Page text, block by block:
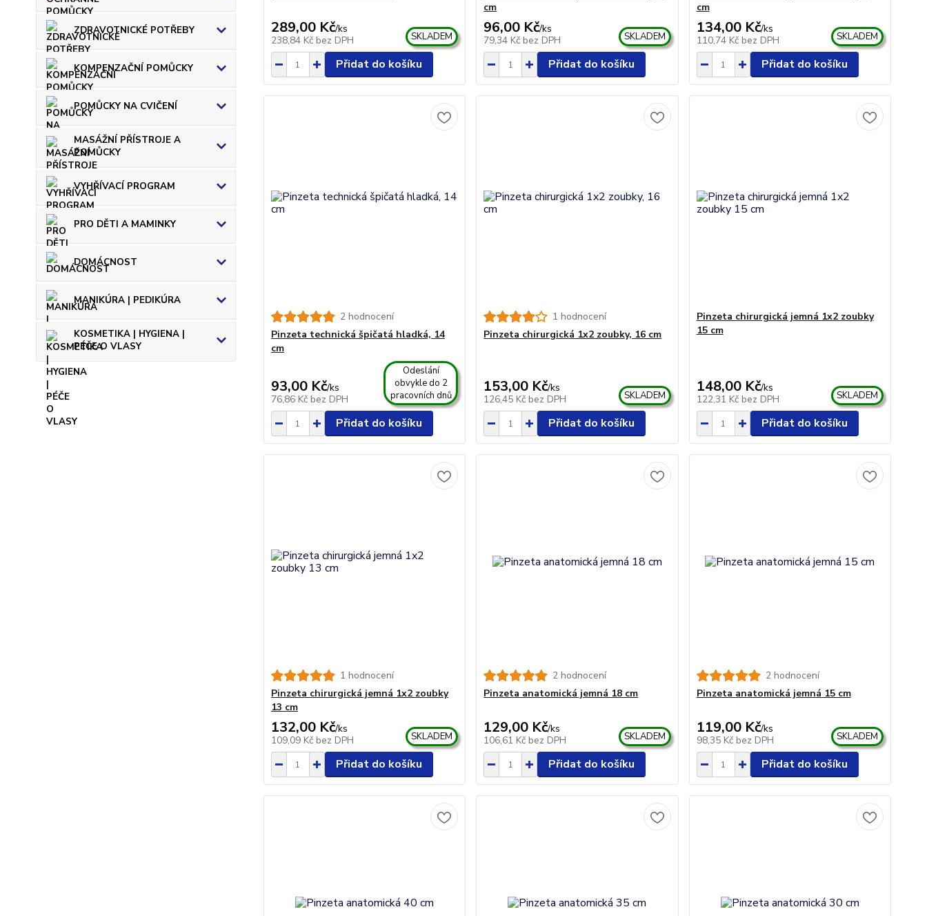
ZDRAVOTNICKÉ POTŘEBY
KOMPENZAČNÍ POMŮCKY
POMŮCKY NA CVIČENÍ
MASÁŽNÍ PŘÍSTROJE A
POMŮCKY
VYHŘÍVACÍ PROGRAM
PRO DĚTI A MAMINKY
DOMÁCNOST
MANIKÚRA | PEDIKÚRA
KOSMETIKA | HYGIENA |
PÉČE O VLASY
289,00 Kč/ks
238,84 Kč bez DPH SKLADEM
Přidat do košíku
cm
96,00 Kč/ks
79,34 Kč bez DPH SKLADEM
Přidat do košíku
cm
134,00 Kč/ks
110,74 Kč bez DPH SKLADEM
Přidat do košíku
2 hodnocení
Pinzeta technická špičatá hladká, 14
cm
93,00 Kč/ks
76,86 Kč bez DPH
Odeslání
obvykle do 2
pracovních dnů
Přidat do košíku
1 hodnocení
Pinzeta chirurgická 1x2 zoubky, 16 cm
153,00 Kč/ks
126,45 Kč bez DPH SKLADEM
Přidat do košíku
Pinzeta chirurgická jemná 1x2 zoubky
15 cm
148,00 Kč/ks
122,31 Kč bez DPH SKLADEM
Přidat do košíku
1 hodnocení
Pinzeta chirurgická jemná 1x2 zoubky
13 cm
132,00 Kč/ks
109,09 Kč bez DPH SKLADEM
Přidat do košíku
2 hodnocení
Pinzeta anatomická jemná 18 cm
129,00 Kč/ks
106,61 Kč bez DPH SKLADEM
Přidat do košíku
2 hodnocení
Pinzeta anatomická jemná 15 cm
119,00 Kč/ks
98,35 Kč bez DPH SKLADEM
Přidat do košíku